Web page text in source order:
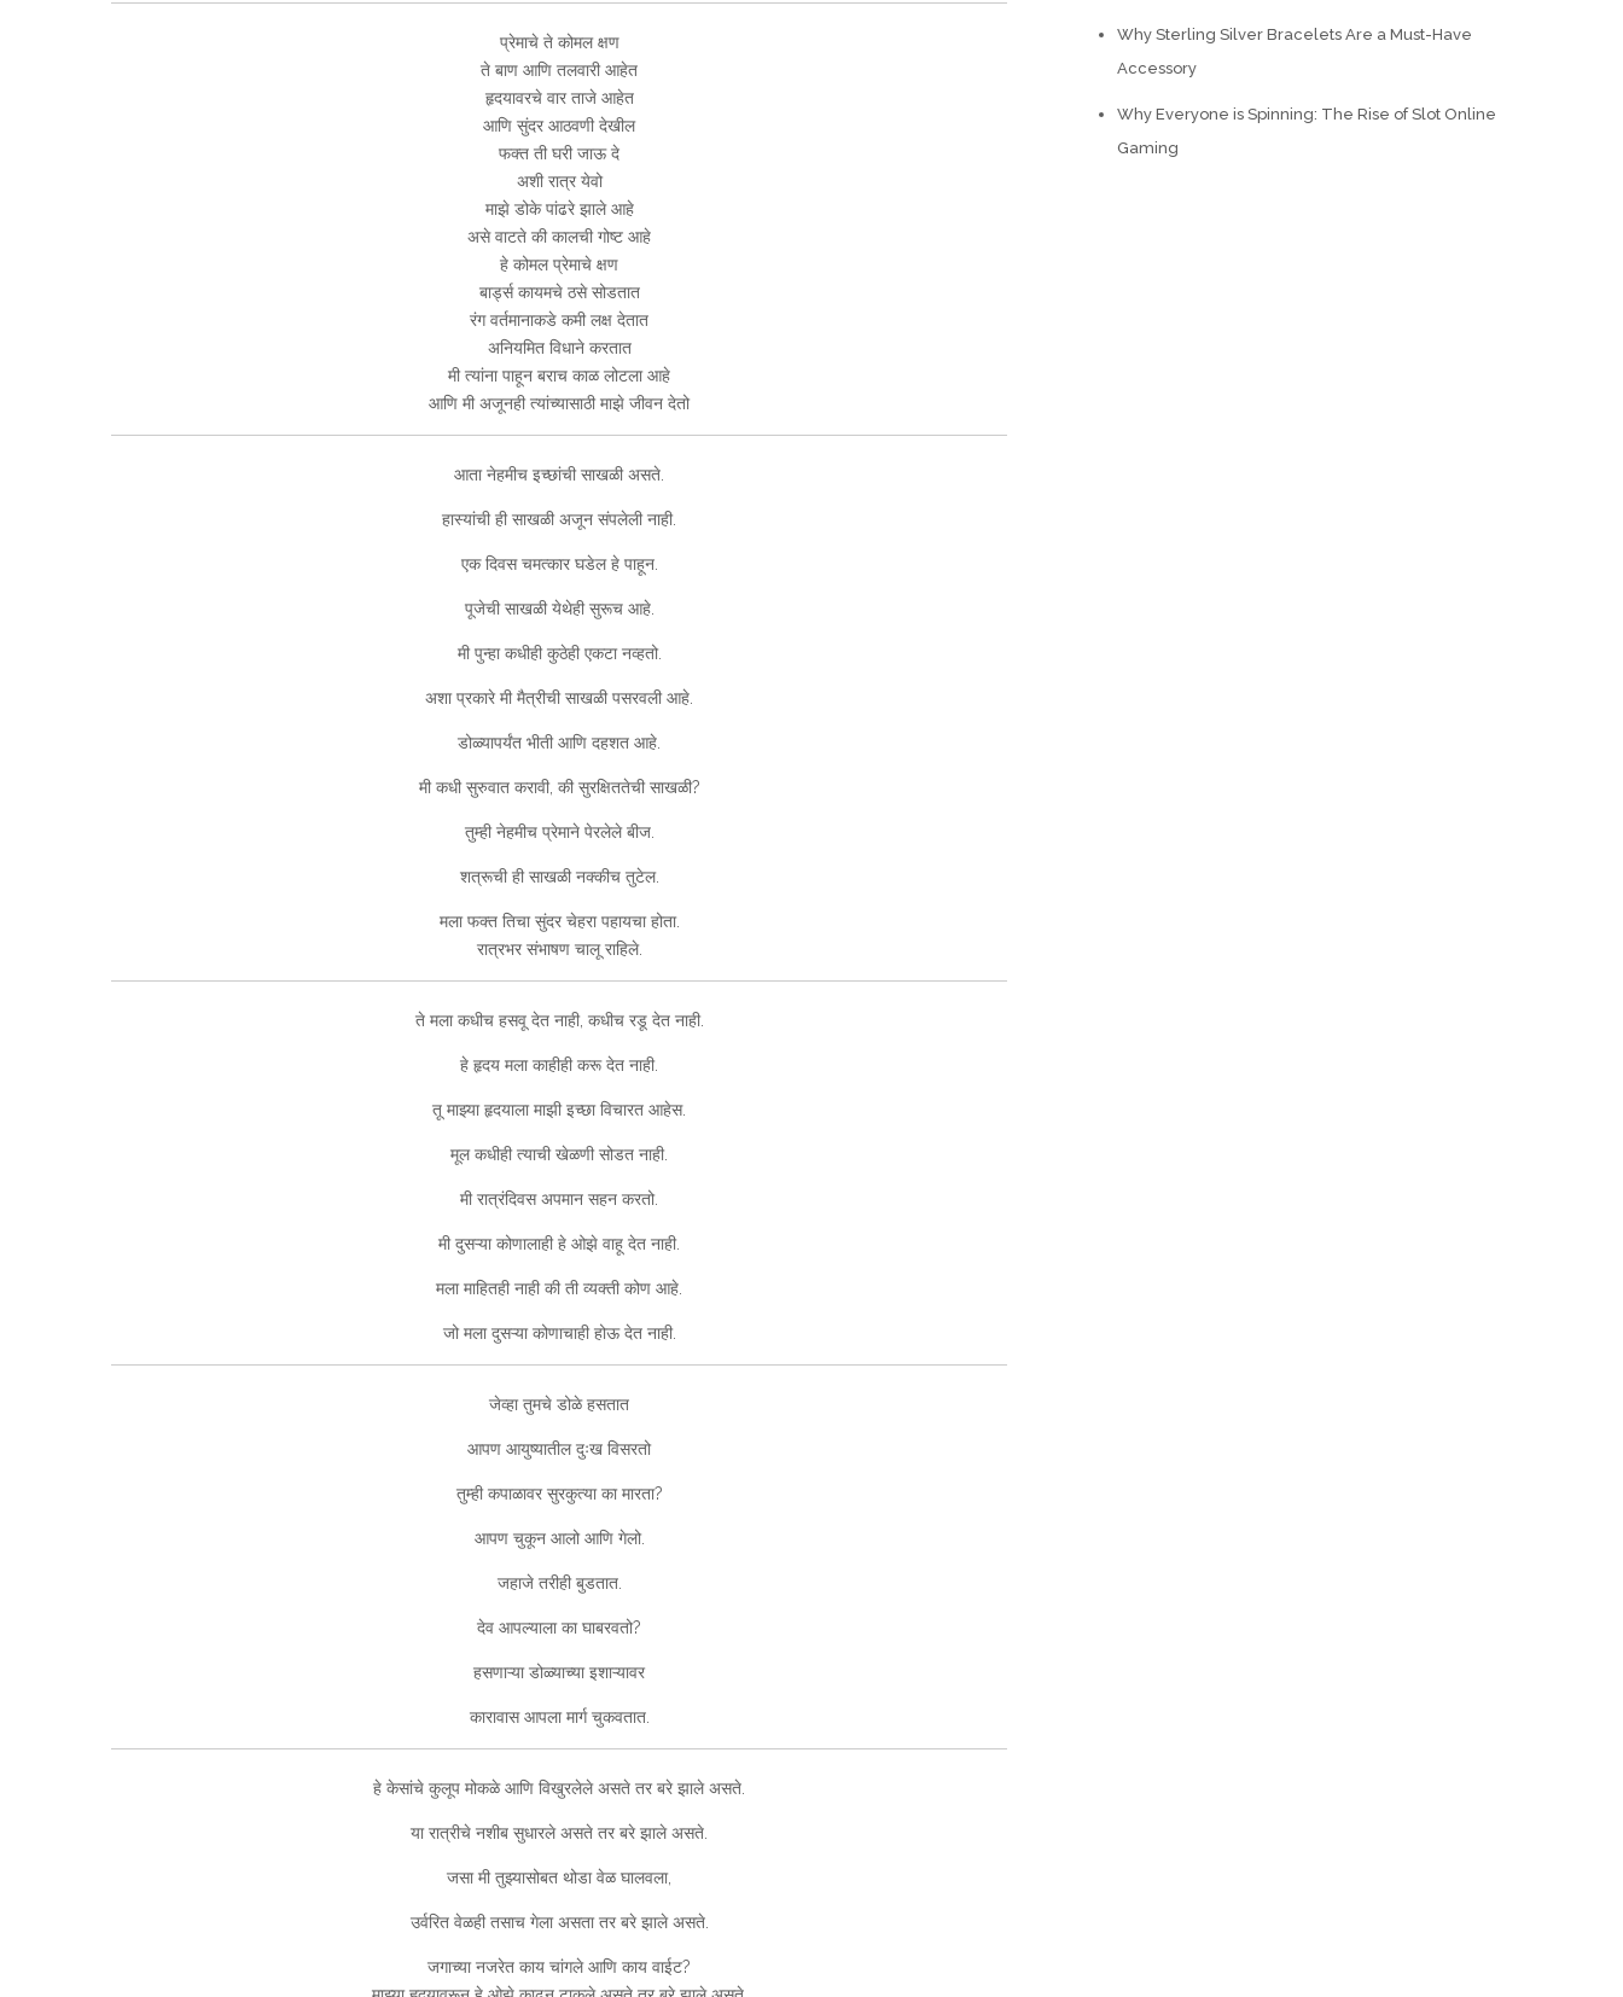
प्रेमाचे ते कोमल क्षण
ते बाण आणि तलवारी आहेत
हृदयावरचे वार ताजे आहेत
आणि सुंदर आठवणी देखील
फक्त ती घरी जाऊ दे
अशी रात्र येवो
माझे डोके पांढरे झाले आहे
असे वाटते की कालची गोष्ट आहे
हे कोमल प्रेमाचे क्षण
बार्ड्स कायमचे ठसे सोडतात
रंग वर्तमानाकडे कमी लक्ष देतात
अनियमित विधाने करतात
मी त्यांना पाहून बराच काळ लोटला आहे
आणि मी अजूनही त्यांच्यासाठी माझे जीवन देतो
आता नेहमीच इच्छांची साखळी असते.
हास्यांची ही साखळी अजून संपलेली नाही.
एक दिवस चमत्कार घडेल हे पाहून.
पूजेची साखळी येथेही सुरूच आहे.
मी पुन्हा कधीही कुठेही एकटा नव्हतो.
अशा प्रकारे मी मैत्रीची साखळी पसरवली आहे.
डोळ्यापर्यंत भीती आणि दहशत आहे.
मी कधी सुरुवात करावी, की सुरक्षिततेची साखळी?
तुम्ही नेहमीच प्रेमाने पेरलेले बीज.
शत्रूची ही साखळी नक्कीच तुटेल.
मला फक्त तिचा सुंदर चेहरा पहायचा होता.
रात्रभर संभाषण चालू राहिले.
ते मला कधीच हसवू देत नाही, कधीच रडू देत नाही.
हे हृदय मला काहीही करू देत नाही.
तू माझ्या हृदयाला माझी इच्छा विचारत आहेस.
मूल कधीही त्याची खेळणी सोडत नाही.
मी रात्रंदिवस अपमान सहन करतो.
मी दुसऱ्या कोणालाही हे ओझे वाहू देत नाही.
मला माहितही नाही की ती व्यक्ती कोण आहे.
जो मला दुसऱ्या कोणाचाही होऊ देत नाही.
जेव्हा तुमचे डोळे हसतात
आपण आयुष्यातील दुःख विसरतो
तुम्ही कपाळावर सुरकुत्या का मारता?
आपण चुकून आलो आणि गेलो.
जहाजे तरीही बुडतात.
देव आपल्याला का घाबरवतो?
हसणाऱ्या डोळ्याच्या इशाऱ्यावर
कारावास आपला मार्ग चुकवतात.
हे केसांचे कुलूप मोकळे आणि विखुरलेले असते तर बरे झाले असते.
या रात्रीचे नशीब सुधारले असते तर बरे झाले असते.
जसा मी तुझ्यासोबत थोडा वेळ घालवला,
उर्वरित वेळही तसाच गेला असता तर बरे झाले असते.
जगाच्या नजरेत काय चांगले आणि काय वाईट?
Why Sterling Silver Bracelets Are a Must-Have
Accessory
Why Everyone is Spinning: The Rise of Slot Online
Gaming